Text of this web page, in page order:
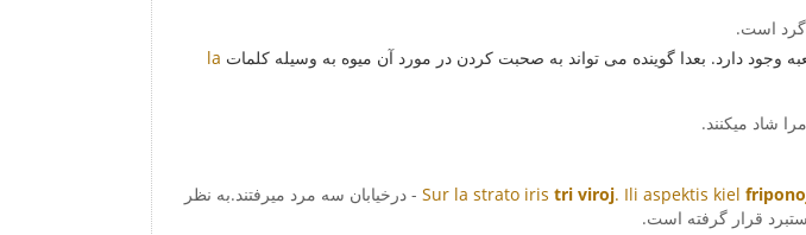
است.
وجود دارد. بعدا گوینده می تواند به صحبت کردن در مورد آن میوه به وسیله کلمات la
شاد میکنند.
Sur la strato iris tri viroj. Ili aspektis kiel
- درخیابان سه مرد میرفتند.به نظر
قرار گرفته است.